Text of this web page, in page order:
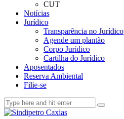
CUT
Notícias
Jurídico
Transparência no Jurídico
Agende um plantão
Corpo Jurídico
Cartilha do Jurídico
Aposentados
Reserva Ambiental
Filie-se